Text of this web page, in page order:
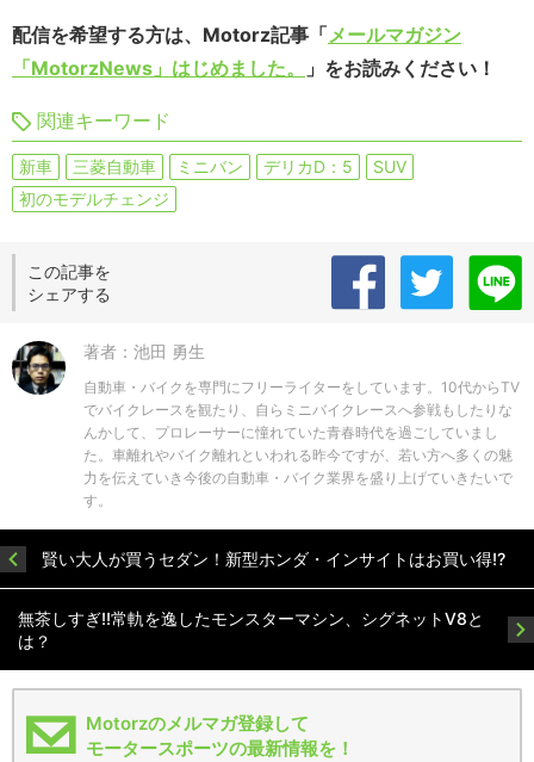
配信を希望する方は、Motorz記事「メールマガジン
「MotorzNews」はじめました。
」をお読みください！
関連キーワード
新車 三菱自動車 ミニバン デリカD：5
SUV
初のモデルチェンジ
この記事を
シェアする
著者：池田 勇生
自動車・バイクを専門にフリーライターをしています。10代からTV
でバイクレースを観たり、自らミニバイクレースへ参戦もしたりな
んかして、プロレーサーに憧れていた青春時代を過ごしていまし
た。車離れやバイク離れといわれる昨今ですが、若い方へ多くの魅
力を伝えていき今後の自動車・バイク業界を盛り上げていきたいで
す。
賢い大人が買うセダン！新型ホンダ・インサイトはお買い得!?
無茶しすぎ!!常軌を逸したモンスターマシン、シグネットV8と
は？
Motorzのメルマガ登録して
モータースポーツの最新情報を！